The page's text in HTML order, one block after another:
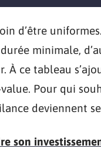
d’être
minimale,
À ce tableau
Pour qui
deviennent
son